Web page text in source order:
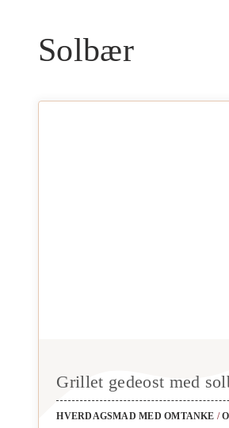
Solbær
Grillet gedeost med
HVERDAGSMAD MED OMTANKE /